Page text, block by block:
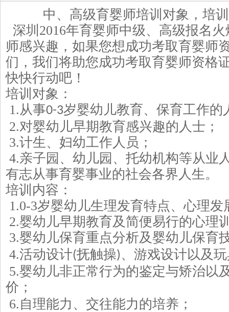
中、高级育婴师培训对象，培
深圳 2016年育婴师中级、高级报名
师感兴趣，如果您想成功考取育婴师
们，我们将助您成功考取育婴师资格
快快行动吧！
培训对象：
1.从事0-3岁婴幼儿教育、保育工作的
2.对婴幼儿早期教育感兴趣的人士；
3.计生、妇幼工作人员；
4.亲子园、幼儿园、托幼机构等从业
有志从事育婴事业的社会各界人生。
培训内容：
1.0-3岁婴幼儿生理发育特点、心理发
2.婴幼儿早期教育及简便易行的心理
3.婴幼儿保育重点分析及婴幼儿保育
4.活动设计(抚触操) 、游戏设计以及
5.婴幼儿非正常行为的鉴定与矫治以
价；
6.自理能力、交往能力的培养；